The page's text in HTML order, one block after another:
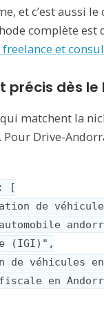
et c’est aussi
complète est
freelance et
précis dès
matchent la
Pour Drive-
[
de
(IGI)",
de véhicules
en